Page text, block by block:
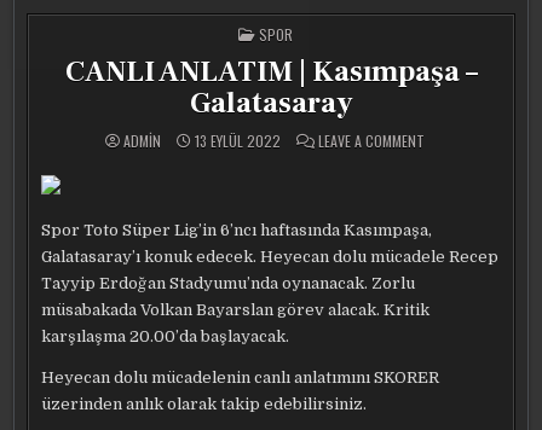
POSTED
IN
SPOR
CANLI ANLATIM | Kasımpaşa –
Galatasaray
ADMIN 13 EYLÜL 2022 LEAVE A COMMENT
GALATASARAY
Spor Toto Süper Lig’in 6’ncı haftasında Kasımpaşa,
Galatasaray’ı konuk edecek. Heyecan dolu mücadele Recep
Tayyip Erdoğan Stadyumu’nda oynanacak. Zorlu
müsabakada Volkan Bayarslan görev alacak. Kritik
karşılaşma 20.00’da başlayacak.
Heyecan dolu mücadelenin canlı anlatımını SKORER
üzerinden anlık olarak takip edebilirsiniz.